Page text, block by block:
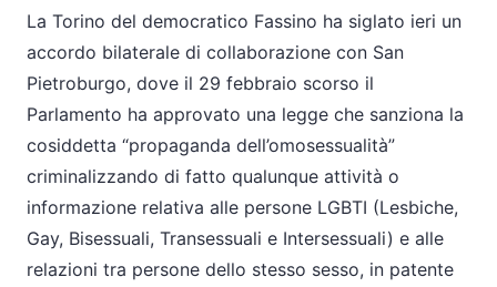
La Torino del democratico Fassino ha siglato ieri un
accordo bilaterale di collaborazione con San
Pietroburgo, dove il 29 febbraio scorso il
Parlamento ha approvato una legge che sanziona la
cosiddetta “propaganda dell’omosessualità”
criminalizzando di fatto qualunque attività o
informazione relativa alle persone LGBTI (Lesbiche,
Gay, Bisessuali, Transessuali e Intersessuali) e alle
relazioni tra persone dello stesso sesso, in patente